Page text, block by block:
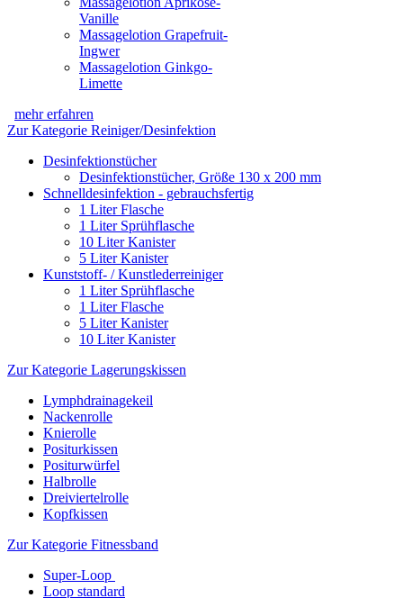
Vanille
Massagelotion Grapefruit-
Ingwer
Massagelotion Ginkgo-
Limette
mehr erfahren
Zur Kategorie Reiniger/Desinfektion
Desinfektionstücher
Desinfektionstücher, Größe 130 x 200 mm
Schnelldesinfektion - gebrauchsfertig
1 Liter Flasche
1 Liter Sprühflasche
10 Liter Kanister
5 Liter Kanister
Kunststoff- / Kunstlederreiniger
1 Liter Sprühflasche
1 Liter Flasche
5 Liter Kanister
10 Liter Kanister
Zur Kategorie Lagerungskissen
Lymphdrainagekeil
Nackenrolle
Knierolle
Positurkissen
Positurwürfel
Halbrolle
Dreiviertelrolle
Kopfkissen
Zur Kategorie Fitnessband
Super-Loop
Loop standard